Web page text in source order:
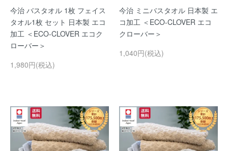
今治 バスタオル 1枚 フェイス
タオル1枚 セット 日本製 エコ
加工 ＜ECO-CLOVER エコク
ローバー＞
1,980円(税込)
今治 ミニバスタオル 日本製 エ
コ加工 ＜ECO-CLOVER エコ
クローバー＞
1,040円(税込)